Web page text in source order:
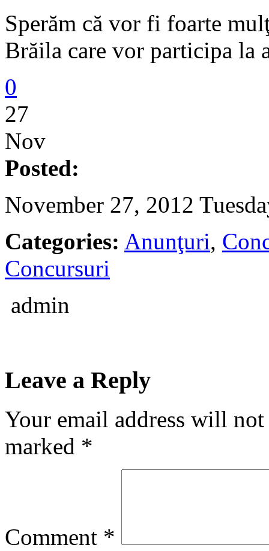
Sperăm că vor fi foarte
Brăila care vor participa la
0
27
Nov
Posted:
November 27, 2012
Categories: Anunţuri,
Concursuri
admin
Leave a Reply
Your email address will
marked *
Comment *